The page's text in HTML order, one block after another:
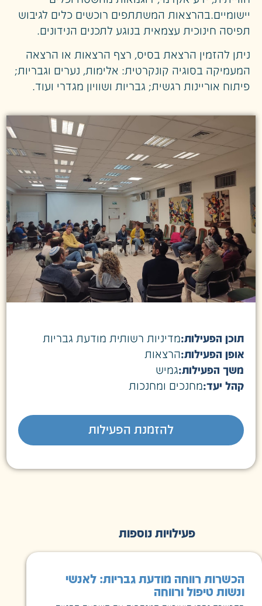
יישומיים.בהרצאות המשתתפים רוכשים כלים לגיבוש
תפיסה חינוכית עצמאית בנוגע לתכנים הנידונים.
ניתן להזמין הרצאת בסיס, רצף הרצאות או הרצאה
המעמיקה בסוגיה קונקרטית: אלימות, נערים וגבריות;
פיתוח אוריינות רגשית; גבריות ושוויון מגדרי ועוד.
תוכן הפעילות:מדיניות רשותית מודעת גבריות
אופן הפעילות: הרצאות
משך הפעילות:גמיש
קהל יעד:מחנכים ומחנכות
להזמנת הפעילות
פעילויות נוספות
הכשרות רווחה מודעת גבריות: לאנשי
ונשות טיפול ורווחה